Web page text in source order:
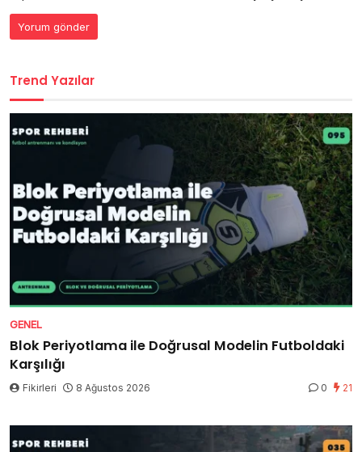
Trend Yazılar
GENEL
Blok Periyotlama ile Doğrusal Modelin Futboldaki
Karşılığı
Fikirleri 8 Ağustos 2026 0 21